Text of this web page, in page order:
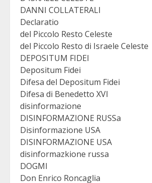
DANNI COLLATERALI
Declaratio
del Piccolo Resto Celeste
del Piccolo Resto di Israele Celeste
DEPOSITUM FIDEI
Depositum Fidei
Difesa del Depositum Fidei
Difesa di Benedetto XVI
disinformazione
DISINFORMAZIONE RUSSa
Disinformazione USA
DISINFORMAZIONE USA
disinformazkione russa
DOGMI
Don Enrico Roncaglia